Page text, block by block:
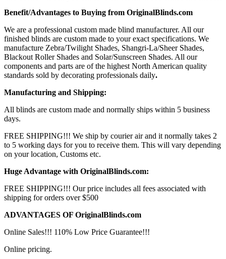
Benefit/Advantages to Buying from OriginalBlinds.com
We are a professional custom made blind manufacturer. All our
finished blinds are custom made to your exact specifications. We
manufacture Zebra/Twilight Shades, Shangri-La/Sheer Shades,
Blackout Roller Shades and Solar/Sunscreen Shades. All our
components and parts are of the highest North American quality
standards sold by decorating professionals daily.
Manufacturing and Shipping:
All blinds are custom made and normally ships within 5 business
days.
FREE SHIPPING!!! We ship by courier air and it normally takes 2
to 5 working days for you to receive them. This will vary depending
on your location, Customs etc.
Huge Advantage with OriginalBlinds.com:
FREE SHIPPING!!! Our price includes all fees associated with
shipping for orders over $500
ADVANTAGES OF OriginalBlinds.com
Online Sales!!! 110% Low Price Guarantee!!!
Online pricing.